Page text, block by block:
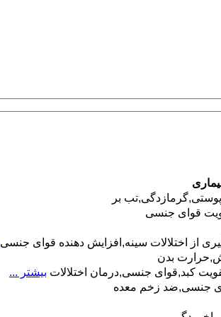
بر
قوای جنسی
از اختلالات سینه,افزایش دهنده قوای جنسی
بدن
کبد,قوای جنسی,درمان اختلالات بیشتر ...
جنسی,ضد زخم معده